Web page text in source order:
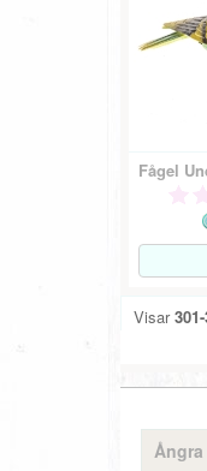
Visar